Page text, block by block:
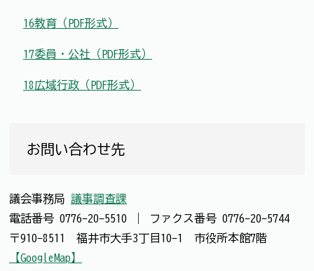
16教育（PDF形式）
17委員・公社（PDF形式）
18広域行政（PDF形式）
お問い合わせ先
議会事務局 議事調査課
電話番号 0776-20-5510 ファクス番号 0776-20-5744
〒910-8511 福井市大手3丁目10-1 市役所本館7階
【GoogleMap】